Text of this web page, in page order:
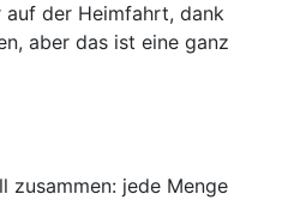
auf der Heimfahrt, dank
aber das ist eine ganz
zusammen: jede Menge